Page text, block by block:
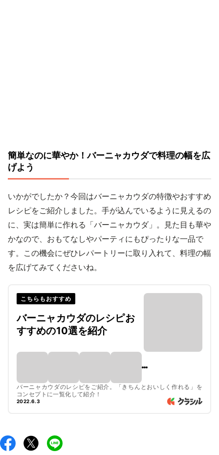
簡単なのに華やか！バーニャカウダで料理の幅を広
げよう
いかがでしたか？今回はバーニャカウダの特徴やおすすめ
レシピをご紹介しました。手が込んでいるように見えるの
に、実は簡単に作れる「バーニャカウダ」。見た目も華や
かなので、おもてなしやパーティにもぴったりな一品で
す。この機会にぜひレパートリーに取り入れて、料理の幅
を広げてみてくださいね。
こちらもおすすめ
バーニャカウダのレシピお
すすめの10選を紹介
バーニャカウダのレシピをご紹介。「きちんとおいしく作れる」を
コンセプトに一覧化して紹介！
2022.6.3